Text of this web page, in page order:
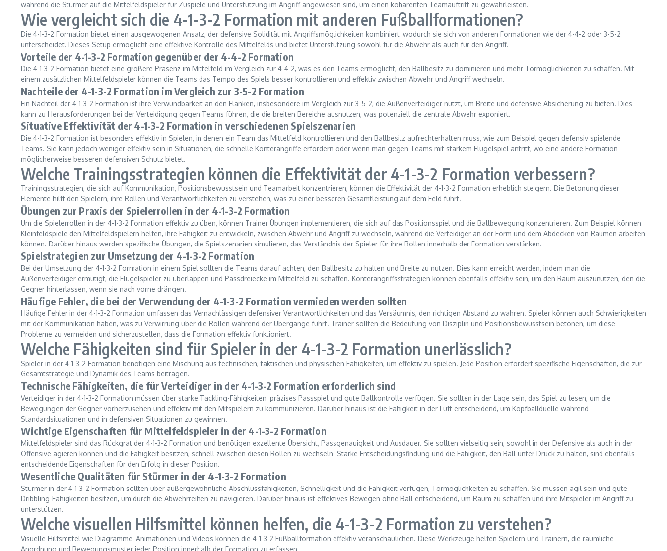
während die Stürmer auf die Mittelfeldspieler für Zuspiele und Unterstützung im Angriff angewiesen sind, um einen kohärenten Teamauftritt zu gewährleisten.
Wie vergleicht sich die 4-1-3-2 Formation mit anderen Fußballformationen?
Die 4-1-3-2 Formation bietet einen ausgewogenen Ansatz, der defensive Solidität mit Angriffsmöglichkeiten kombiniert, wodurch sie sich von anderen Formationen wie der 4-4-2 oder 3-5-2
unterscheidet. Dieses Setup ermöglicht eine effektive Kontrolle des Mittelfelds und bietet Unterstützung sowohl für die Abwehr als auch für den Angriff.
Vorteile der 4-1-3-2 Formation gegenüber der 4-4-2 Formation
Die 4-1-3-2 Formation bietet eine größere Präsenz im Mittelfeld im Vergleich zur 4-4-2, was es den Teams ermöglicht, den Ballbesitz zu dominieren und mehr Tormöglichkeiten zu schaffen. Mit
einem zusätzlichen Mittelfeldspieler können die Teams das Tempo des Spiels besser kontrollieren und effektiv zwischen Abwehr und Angriff wechseln.
Nachteile der 4-1-3-2 Formation im Vergleich zur 3-5-2 Formation
Ein Nachteil der 4-1-3-2 Formation ist ihre Verwundbarkeit an den Flanken, insbesondere im Vergleich zur 3-5-2, die Außenverteidiger nutzt, um Breite und defensive Absicherung zu bieten. Dies
kann zu Herausforderungen bei der Verteidigung gegen Teams führen, die die breiten Bereiche ausnutzen, was potenziell die zentrale Abwehr exponiert.
Situative Effektivität der 4-1-3-2 Formation in verschiedenen Spielszenarien
Die 4-1-3-2 Formation ist besonders effektiv in Spielen, in denen ein Team das Mittelfeld kontrollieren und den Ballbesitz aufrechterhalten muss, wie zum Beispiel gegen defensiv spielende
Teams. Sie kann jedoch weniger effektiv sein in Situationen, die schnelle Konterangriffe erfordern oder wenn man gegen Teams mit starkem Flügelspiel antritt, wo eine andere Formation
möglicherweise besseren defensiven Schutz bietet.
Welche Trainingsstrategien können die Effektivität der 4-1-3-2 Formation verbessern?
Trainingsstrategien, die sich auf Kommunikation, Positionsbewusstsein und Teamarbeit konzentrieren, können die Effektivität der 4-1-3-2 Formation erheblich steigern. Die Betonung dieser
Elemente hilft den Spielern, ihre Rollen und Verantwortlichkeiten zu verstehen, was zu einer besseren Gesamtleistung auf dem Feld führt.
Übungen zur Praxis der Spielerrollen in der 4-1-3-2 Formation
Um die Spielerrollen in der 4-1-3-2 Formation effektiv zu üben, können Trainer Übungen implementieren, die sich auf das Positionsspiel und die Ballbewegung konzentrieren. Zum Beispiel können
Kleinfeldspiele den Mittelfeldspielern helfen, ihre Fähigkeit zu entwickeln, zwischen Abwehr und Angriff zu wechseln, während die Verteidiger an der Form und dem Abdecken von Räumen arbeiten
können. Darüber hinaus werden spezifische Übungen, die Spielszenarien simulieren, das Verständnis der Spieler für ihre Rollen innerhalb der Formation verstärken.
Spielstrategien zur Umsetzung der 4-1-3-2 Formation
Bei der Umsetzung der 4-1-3-2 Formation in einem Spiel sollten die Teams darauf achten, den Ballbesitz zu halten und Breite zu nutzen. Dies kann erreicht werden, indem man die
Außenverteidiger ermutigt, die Flügelspieler zu überlappen und Passdreiecke im Mittelfeld zu schaffen. Konterangriffsstrategien können ebenfalls effektiv sein, um den Raum auszunutzen, den die
Gegner hinterlassen, wenn sie nach vorne drängen.
Häufige Fehler, die bei der Verwendung der 4-1-3-2 Formation vermieden werden sollten
Häufige Fehler in der 4-1-3-2 Formation umfassen das Vernachlässigen defensiver Verantwortlichkeiten und das Versäumnis, den richtigen Abstand zu wahren. Spieler können auch Schwierigkeiten
mit der Kommunikation haben, was zu Verwirrung über die Rollen während der Übergänge führt. Trainer sollten die Bedeutung von Disziplin und Positionsbewusstsein betonen, um diese
Probleme zu vermeiden und sicherzustellen, dass die Formation effektiv funktioniert.
Welche Fähigkeiten sind für Spieler in der 4-1-3-2 Formation unerlässlich?
Spieler in der 4-1-3-2 Formation benötigen eine Mischung aus technischen, taktischen und physischen Fähigkeiten, um effektiv zu spielen. Jede Position erfordert spezifische Eigenschaften, die zur
Gesamtstrategie und Dynamik des Teams beitragen.
Technische Fähigkeiten, die für Verteidiger in der 4-1-3-2 Formation erforderlich sind
Verteidiger in der 4-1-3-2 Formation müssen über starke Tackling-Fähigkeiten, präzises Passspiel und gute Ballkontrolle verfügen. Sie sollten in der Lage sein, das Spiel zu lesen, um die
Bewegungen der Gegner vorherzusehen und effektiv mit den Mitspielern zu kommunizieren. Darüber hinaus ist die Fähigkeit in der Luft entscheidend, um Kopfballduelle während
Standardsituationen und in defensiven Situationen zu gewinnen.
Wichtige Eigenschaften für Mittelfeldspieler in der 4-1-3-2 Formation
Mittelfeldspieler sind das Rückgrat der 4-1-3-2 Formation und benötigen exzellente Übersicht, Passgenauigkeit und Ausdauer. Sie sollten vielseitig sein, sowohl in der Defensive als auch in der
Offensive agieren können und die Fähigkeit besitzen, schnell zwischen diesen Rollen zu wechseln. Starke Entscheidungsfindung und die Fähigkeit, den Ball unter Druck zu halten, sind ebenfalls
entscheidende Eigenschaften für den Erfolg in dieser Position.
Wesentliche Qualitäten für Stürmer in der 4-1-3-2 Formation
Stürmer in der 4-1-3-2 Formation sollten über außergewöhnliche Abschlussfähigkeiten, Schnelligkeit und die Fähigkeit verfügen, Tormöglichkeiten zu schaffen. Sie müssen agil sein und gute
Dribbling-Fähigkeiten besitzen, um durch die Abwehrreihen zu navigieren. Darüber hinaus ist effektives Bewegen ohne Ball entscheidend, um Raum zu schaffen und ihre Mitspieler im Angriff zu
unterstützen.
Welche visuellen Hilfsmittel können helfen, die 4-1-3-2 Formation zu verstehen?
Visuelle Hilfsmittel wie Diagramme, Animationen und Videos können die 4-1-3-2 Fußballformation effektiv veranschaulichen. Diese Werkzeuge helfen Spielern und Trainern, die räumliche
Anordnung und Bewegungsmuster jeder Position innerhalb der Formation zu erfassen.